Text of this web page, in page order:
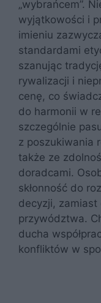
„wybrańcem”.
wyjątkowości i
imieniu
standardami
szanując
rywalizacji i
cenę, co
do harmonii w
szczególnie
z poszukiwania
także ze
doradcami.
skłonność do
decyzji,
przywództwa.
ducha
konfliktów w